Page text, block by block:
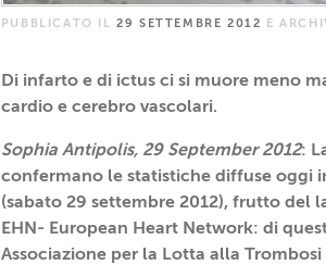
PUBBLICATO IL29 SETTEMBRE 2012 E
Di infarto e di ictus ci si muore meno
cardio e cerebro vascolari.
Sophia Antipolis, 29 September 2012:
confermano le statistiche diffuse oggi
(sabato 29 settembre 2012), frutto del
EHN- European Heart Network: di
Associazione per la Lotta alla